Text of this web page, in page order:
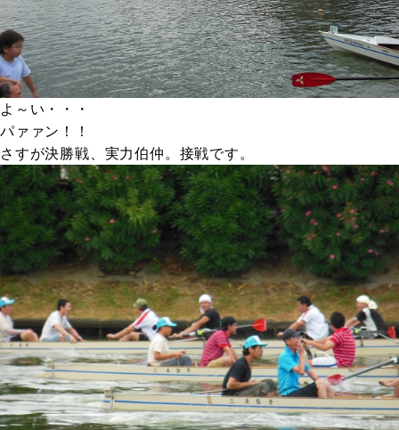
よ～い・・・
パァァン！！
さすが決勝戦、実力伯仲。接戦です。